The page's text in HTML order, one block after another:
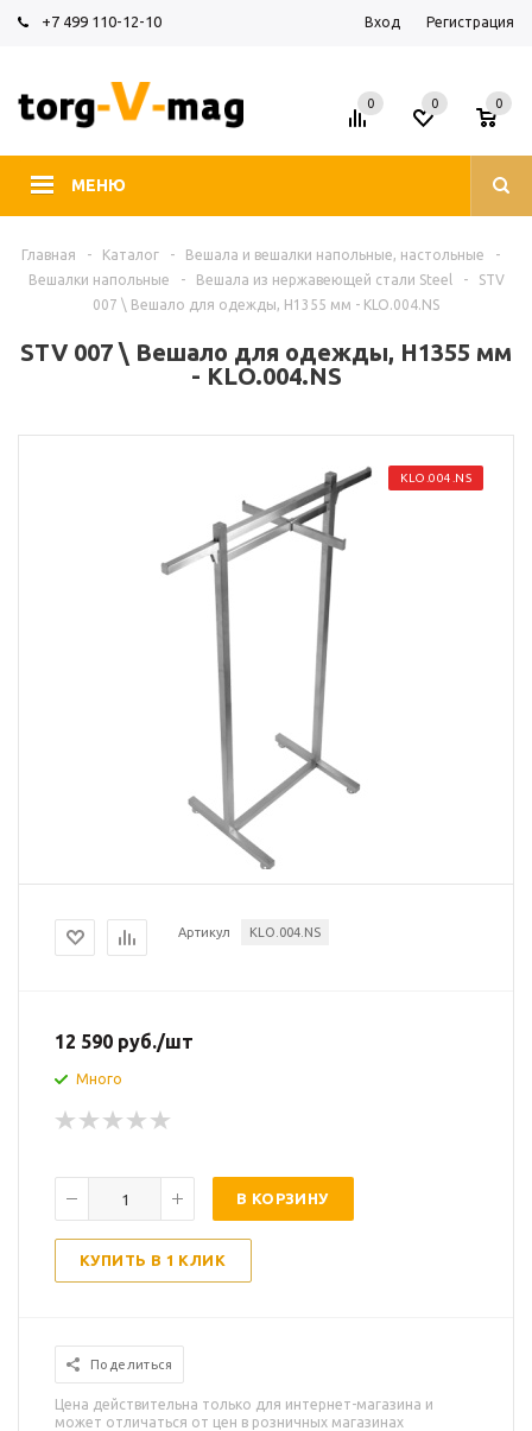
+7 499 110-12-10 Вход Регистрация
МЕНЮ
0 0
0
Главная - Каталог - Вешала и вешалки напольные, настольные
-
Вешалки напольные
- Вешала из нержавеющей стали Steel -
STV
007 \ Вешало для одежды, H1355 мм - KLO.004.NS
STV 007 \ Вешало для одежды, H1355 мм
- KLO.004.NS
KLO.004.NS
Артикул KLO.004.NS
12 590 руб./шт
Много
В КОРЗИНУ
КУПИТЬ В 1 КЛИК
Поделиться
Цена действительна только для интернет-магазина и
может отличаться от цен в розничных магазинах